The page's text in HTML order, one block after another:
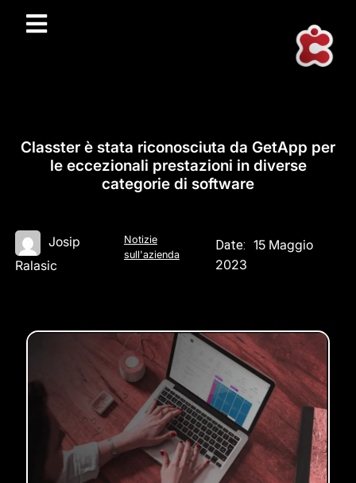
Classter è stata riconosciuta da GetApp per
le eccezionali prestazioni in diverse
categorie di software
Josip
Ralasic
Notizie
sull'azienda
Date: 15 Maggio
2023